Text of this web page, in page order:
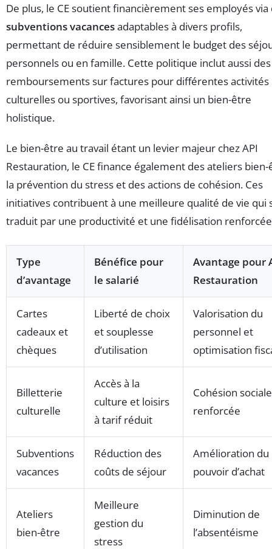
De plus, le CE soutient financièrement ses employés via
subventions vacancesadaptables à divers profils,
permettant de réduire sensiblement le budget des
personnels ou en famille. Cette politique inclut aussi des
remboursements sur factures pour différentes activités
culturelles ou sportives, favorisant ainsi un bien-être
holistique.
Le bien-être au travail étant un levier majeur chez API
Restauration, le CE finance également des ateliers
la prévention du stress et des actions de cohésion. Ces
initiatives contribuent à une meilleure qualité de vie qui
traduit par une productivité et une fidélisation
Type
d’avantage
Bénéfice pour
le salarié
Avantage pour
Restauration
Cartes
cadeaux et
chèques
Liberté de choix
et souplesse
d’utilisation
Valorisation du
personnel et
optimisation
Billetterie
culturelle
Accès à la
culture et loisirs
à tarif réduit
Cohésion sociale
renforcée
Subventions
vacances
Réduction des
coûts de séjour
Amélioration du
pouvoir d’achat
Ateliers
bien-être
Meilleure
gestion du
stress
Diminution de
l’absentéisme